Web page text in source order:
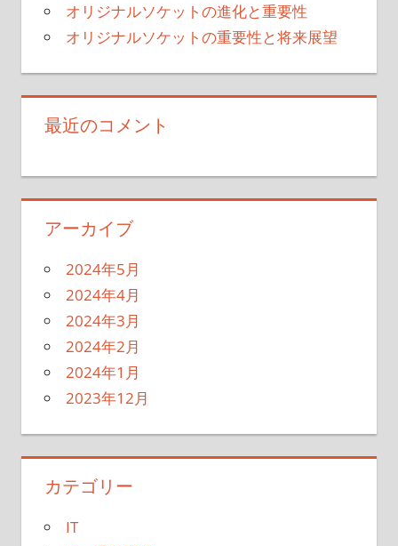
オリジナルソケットの進化と重要性
オリジナルソケットの重要性と将来展望
最近のコメント
アーカイブ
2024年5月
2024年4月
2024年3月
2024年2月
2024年1月
2023年12月
カテゴリー
IT